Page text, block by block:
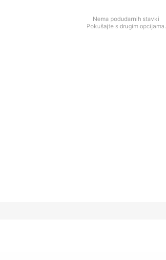
Nema podudarnih stavki
Pokušajte s drugim opcijama.